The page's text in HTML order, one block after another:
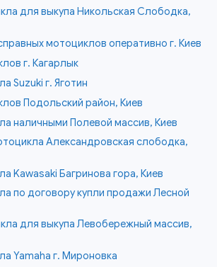
для выкупа Никольская Слободка,
мотоциклов оперативно г. Киев
г. Кагарлык
Suzuki г. Яготин
Подольский район, Киев
наличными Полевой массив, Киев
Александровская слободка,
Kawasaki Багринова гора, Киев
по договору купли продажи Лесной
для выкупа Левобережный массив,
Yamaha г. Мироновка